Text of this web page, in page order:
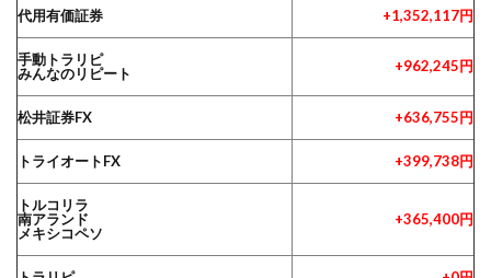
代用有価証券 +1,352,117円
手動トラリピ
みんなのリピート
+962,245円
松井証券FX +636,755円
トライオートFX +399,738円
トルコリラ
南アランド
メキシコペソ
+365,400円